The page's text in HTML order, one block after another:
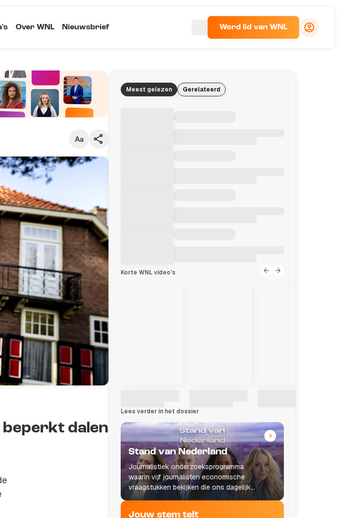
Over WNL Nieuwsbrief Word lid van WNL
Klein
Groot
Kopieer link
beperkt dalen
Meest gelezen Gerelateerd
Korte WNL video's
Lees verder in het dossier
Stand van Nederland
Journalistiek onderzoeksprogramma
waarin vijf journalisten economische
vraagstukken bekijken die ons dagelijks
leven raken.
Jouw stem telt